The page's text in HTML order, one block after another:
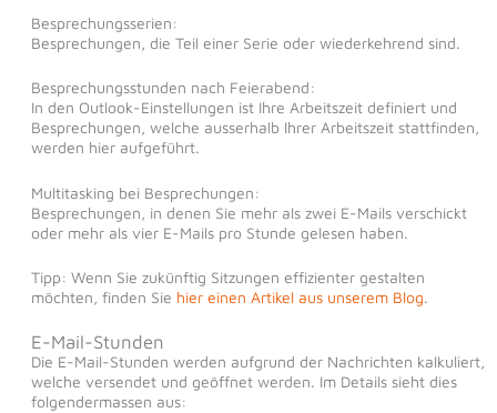
Besprechungsserien:
Besprechungen, die Teil einer Serie oder wiederkehrend sind.
Besprechungsstunden nach Feierabend:
In den Outlook-Einstellungen ist Ihre Arbeitszeit definiert und
Besprechungen, welche ausserhalb Ihrer Arbeitszeit stattfinden,
werden hier aufgeführt.
Multitasking bei Besprechungen:
Besprechungen, in denen Sie mehr als zwei E-Mails verschickt
oder mehr als vier E-Mails pro Stunde gelesen haben.
Tipp: Wenn Sie zukünftig Sitzungen effizienter gestalten
möchten, finden Sie hier einen Artikel aus unserem Blog.
E-Mail-Stunden
Die E-Mail-Stunden werden aufgrund der Nachrichten kalkuliert,
welche versendet und geöffnet werden. Im Details sieht dies
folgendermassen aus: